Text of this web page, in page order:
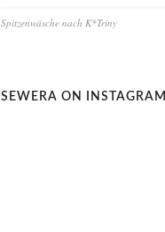
Spitzenwäsche nach K*Triny
SEWERA ON INSTAGRAM